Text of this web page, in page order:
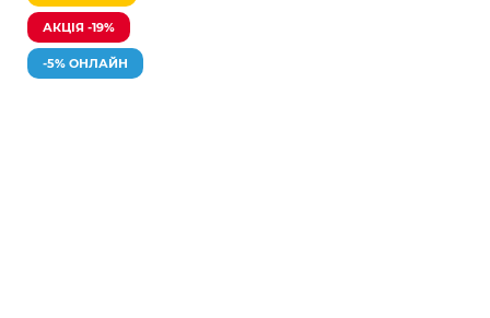
АКЦІЯ -19%
-5% ОНЛАЙН